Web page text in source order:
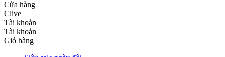
Cửa hàng
Clive
Tài khoản
Tài khoản
Giỏ hàng